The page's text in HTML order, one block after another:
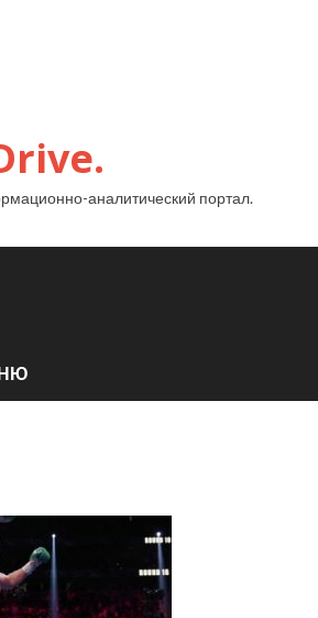
аналитический портал.